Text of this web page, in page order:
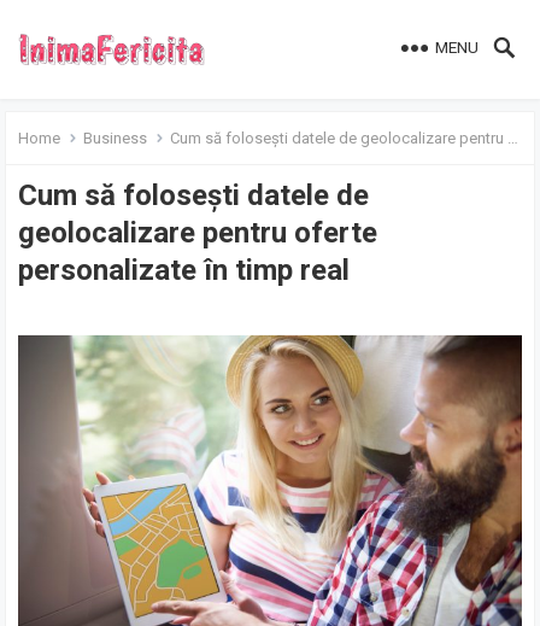
MENU
Home Business Cum să folosești datele de geolocalizare pentru oferte personalizate în timp real
Cum să folosești datele de
geolocalizare pentru oferte
personalizate în timp real